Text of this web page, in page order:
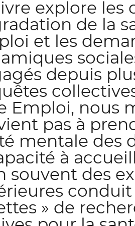
explore les
de la
et les
depuis
Emploi, nous
pas à
mentale des
à
souvent des
» de